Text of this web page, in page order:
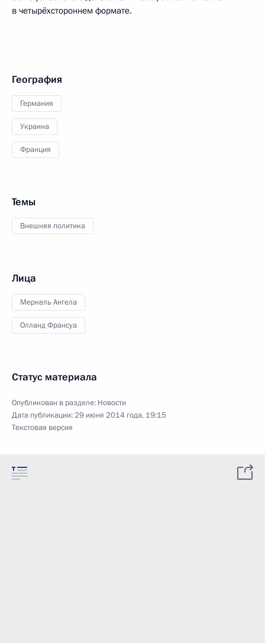
в четырёхстороннем формате.
География
Германия
Украина
Франция
Темы
Внешняя политика
Лица
Меркель Ангела
Олланд Франсуа
Статус материала
Опубликован в разделе: Новости
Дата публикации:29 июня 2014 года, 19:15
Текстовая версия